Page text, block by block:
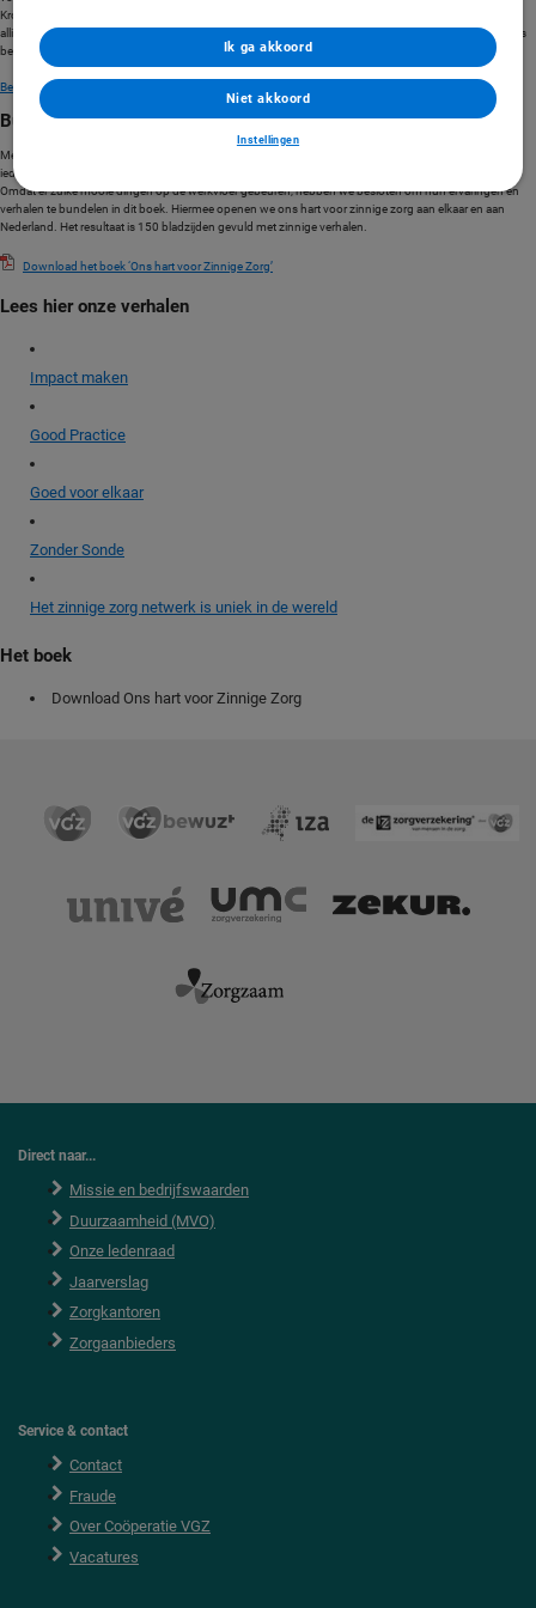
Kromer op zoek naar zorginnovaties in Nederland. Bovendien bezoekt hij iedere aflevering een
alliantiepartner van het Netwerk Zinnige Zorg. Daar ondervindt hij wat innovatie binnen een ziekenhuis
betekent en wat de meerwaarde voor de patiënt is.
Beluister de eerste aflevering van ZorgLab
Bundeling van ervaringen en verhalen
Met het boek laten we ons hart voor zinnige zorg met trots aan elkaar en heel Nederland zien. Zodat
iedereen hart krijgt voor zinnige zorg. Dit boek is gemaakt door medewerkers van Coöperatie VGZ.
Omdat er zulke mooie dingen op de werkvloer gebeuren, hebben we besloten om hun ervaringen en
verhalen te bundelen in dit boek. Hiermee openen we ons hart voor zinnige zorg aan elkaar en aan
Nederland. Het resultaat is 150 bladzijden gevuld met zinnige verhalen.
Download het boek ‘Ons hart voor Zinnige Zorg’
Lees hier onze verhalen
Impact maken
Good Practice
Goed voor elkaar
Zonder Sonde
Het zinnige zorg netwerk is uniek in de wereld
Het boek
Download Ons hart voor Zinnige Zorg
Direct naar...
Missie en bedrijfswaarden
Duurzaamheid (MVO)
Onze ledenraad
Jaarverslag
Zorgkantoren
Zorgaanbieders
Service & contact
Contact
Fraude
Over Coöperatie VGZ
Vacatures
Instellingen
Niet akkoord
Ik ga akkoord